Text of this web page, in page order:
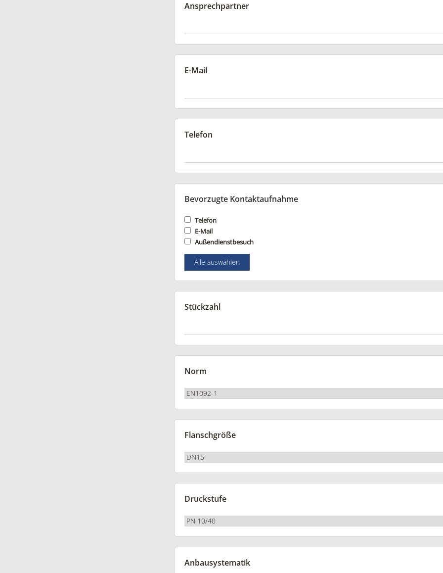
Ansprechpartner
E-Mail
Telefon
Bevorzugte Kontaktaufnahme
Telefon
E-Mail
Außendienstbesuch
Alle auswählen
Stückzahl
Norm
Flanschgröße
Druckstufe
Anbausystematik